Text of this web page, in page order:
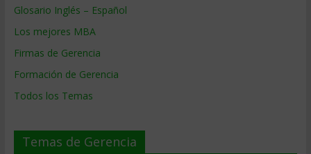
Glosario Inglés – Español
Los mejores MBA
Firmas de Gerencia
Formación de Gerencia
Todos los Temas
Temas de Gerencia